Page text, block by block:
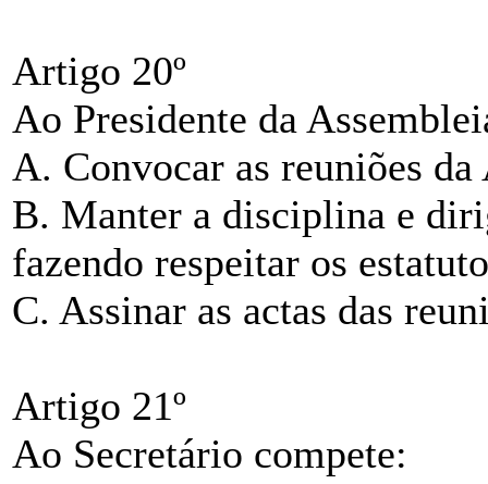
Artigo 20º
Ao Presidente da
A. Convocar as reuniões
B. Manter a disciplina e
fazendo respeitar os
C. Assinar as actas das
Artigo 21º
Ao Secretário compete: